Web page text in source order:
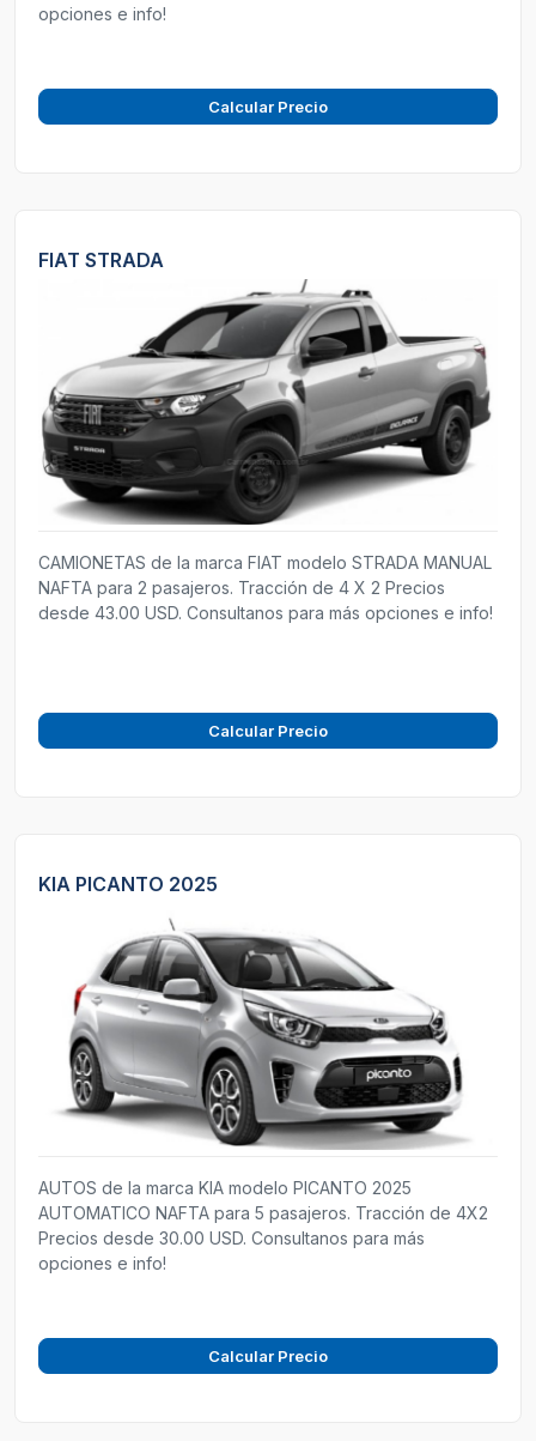
opciones e info!
Calcular Precio
FIAT STRADA
CAMIONETAS de la marca FIAT modelo STRADA MANUAL
NAFTA para 2 pasajeros. Tracción de 4 X 2 Precios
desde 43.00 USD. Consultanos para más opciones e info!
Calcular Precio
KIA PICANTO 2025
AUTOS de la marca KIA modelo PICANTO 2025
AUTOMATICO NAFTA para 5 pasajeros. Tracción de 4X2
Precios desde 30.00 USD. Consultanos para más
opciones e info!
Calcular Precio